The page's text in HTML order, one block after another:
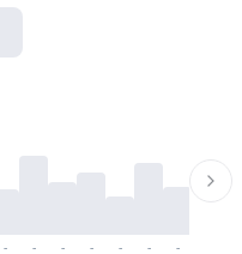
- - - - - - -